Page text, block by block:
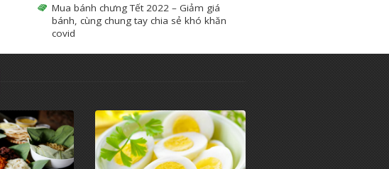
Mua bánh chưng Tết 2022 – Giảm giá
bánh, cùng chung tay chia sẻ khó khăn
covid